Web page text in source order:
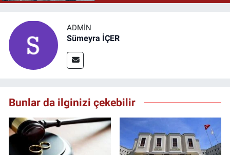
ADMIN
Sümeyra İÇER
Bunlar da ilginizi çekebilir